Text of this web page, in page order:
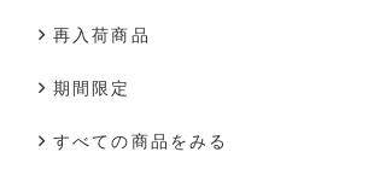
再入荷商品
期間限定
すべての商品をみる